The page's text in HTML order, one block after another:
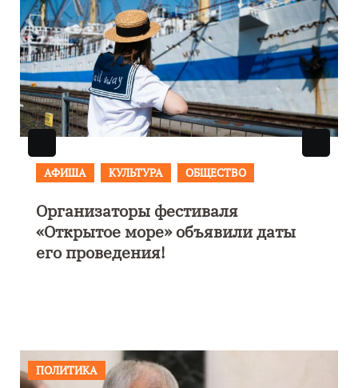
АФИША
В Калининграде пройдет
фестиваль искусств «Зимние
каникулы на Балтике»
ПОЛИТИКА